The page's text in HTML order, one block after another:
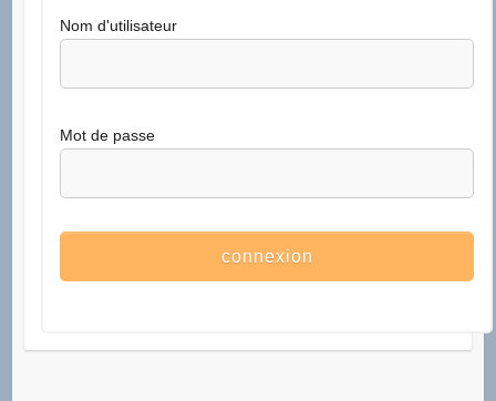
Nom d'utilisateur
Mot de passe